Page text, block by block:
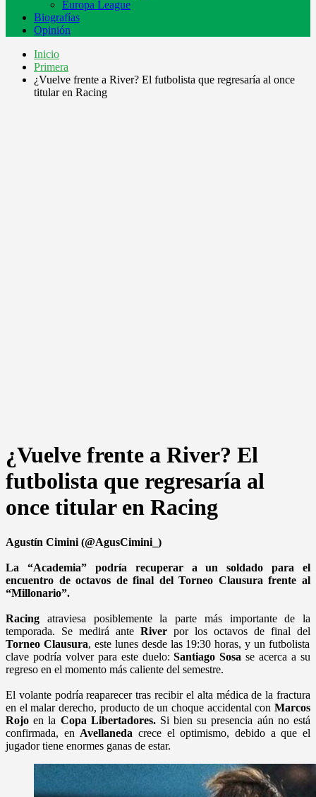
Europa League
Biografías
Opinión
Inicio
Primera
¿Vuelve frente a River? El futbolista que regresaría al once
titular en Racing
¿Vuelve frente a River? El
futbolista que regresaría al
once titular en Racing
Agustín Cimini (@AgusCimini_)
La “Academia” podría recuperar a un soldado para el
encuentro de octavos de final del Torneo Clausura frente al
“Millonario”.
Racing atraviesa posiblemente la parte más importante de la
temporada. Se medirá ante River por los octavos de final del
Torneo Clausura, este lunes desde las 19:30 horas, y un futbolista
clave podría volver para este duelo:Santiago Sosa se acerca a su
regreso en el momento más caliente del semestre.
El volante podría reaparecer tras recibir el alta médica de la fractura
en el malar derecho, producto de un choque accidental con Marcos
Rojo en la Copa Libertadores.Si bien su presencia aún no está
confirmada, en Avellaneda crece el optimismo, debido a que el
jugador tiene enormes ganas de estar.